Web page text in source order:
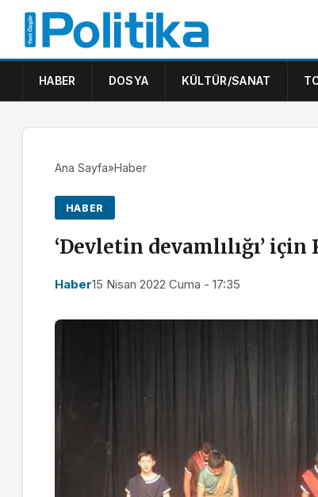
HABER DOSYA KÜLTÜR/SANAT
Ana Sayfa»Haber
HABER
‘Devletin devamlılığı’
Haber15 Nisan 2022 Cuma - 17:35